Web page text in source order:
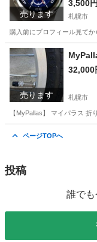
売ります
3,500円
札幌市
購入前にプロフィール見て
北海道 札幌市 ア
売ります
32,000
札幌市
【MyPallas】 マイパラス
ページTOPへ
投稿
誰で